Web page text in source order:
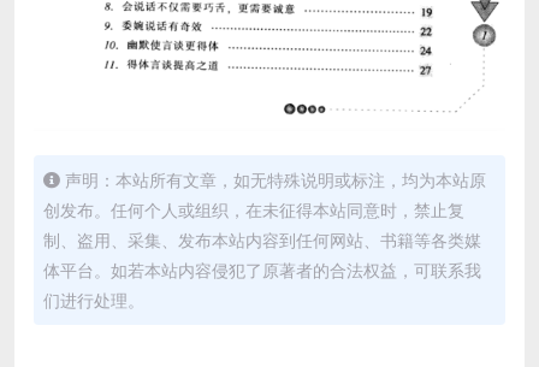
声明：本站所有文章，如无特殊说明或标注，均为本站原
创发布。任何个人或组织，在未征得本站同意时，禁止复
制、盗用、采集、发布本站内容到任何网站、书籍等各类媒
体平台。如若本站内容侵犯了原著者的合法权益，可联系我
们进行处理。